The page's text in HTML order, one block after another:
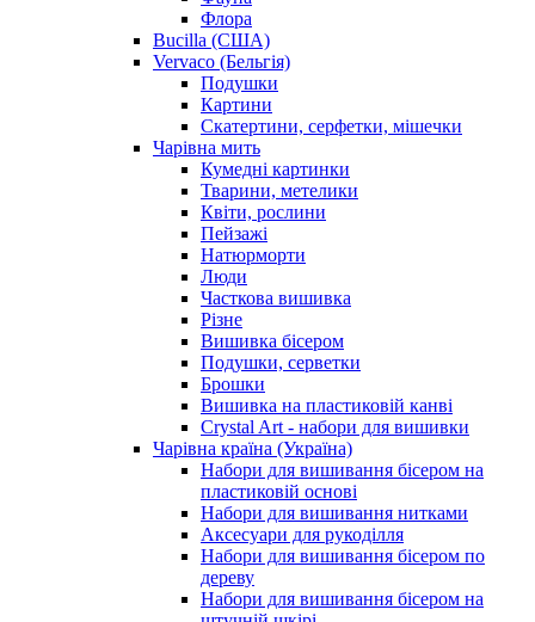
Флора
Bucilla (США)
Vervaco (Бельгія)
Подушки
Картини
Скатертини, серфетки, мішечки
Чарiвна мить
Кумедні картинки
Тварини, метелики
Квіти, рослини
Пейзажі
Натюрморти
Люди
Часткова вишивка
Різне
Вишивка бісером
Подушки, серветки
Брошки
Вишивка на пластиковій канві
Crystal Art - набори для вишивки
Чарівна країна (Україна)
Набори для вишивання бісером на
пластиковій основі
Набори для вишивання нитками
Аксесуари для рукоділля
Набори для вишивання бісером по
дереву
Набори для вишивання бісером на